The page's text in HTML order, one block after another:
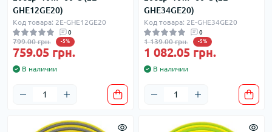
GHE12GE20)
Код товара: 2E-GHE12GE20
0
799.00 грн. -5%
759.05 грн.
В наличии
GHE34GE20)
Код товара: 2E-GHE34GE20
0
1 139.00 грн. -5%
1 082.05 грн.
В наличии